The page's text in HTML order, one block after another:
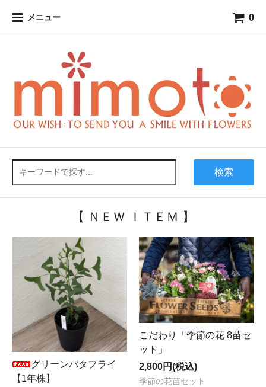
メニュー 0
検索
【 ＮＥＷ ＩＴＥＭ 】
グリーンバタフライ
【1年株】
こだわり「季節の花 8苗セ
ット」
2,800円(税込)
季節の花苗セット